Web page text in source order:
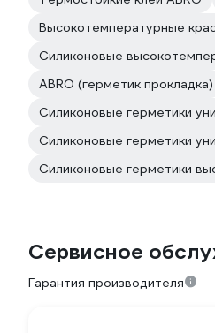
Высокотемпературные
Силиконовые
ABRO (герметик прокладка)
Силиконовые герметики
Силиконовые герметики
Силиконовые герметики
Сервисное
Гарантия производителя